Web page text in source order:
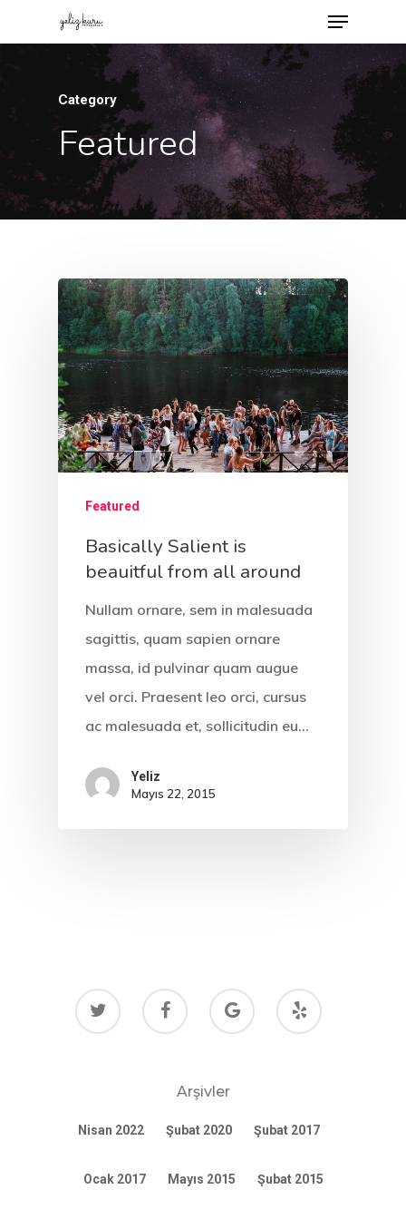
Category
Featured
Featured
Basically Salient is
beauitful from all around
Nullam ornare, sem in malesuada
sagittis, quam sapien ornare
massa, id pulvinar quam augue
vel orci. Praesent leo orci, cursus
ac malesuada et, sollicitudin eu…
Yeliz
Mayıs 22, 2015
Arşivler
Nisan 2022 Şubat 2020 Şubat 2017
Ocak 2017 Mayıs 2015 Şubat 2015
İletişim
Ücretsiz
Portföy
Blog Yazıları
Come See Us
The Castle
2500 Castle Dr
+216 (0)40 3629
E: